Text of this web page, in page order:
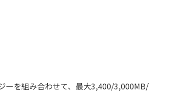
ーを組み合わせて、最大3,400/3,000MB/